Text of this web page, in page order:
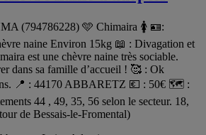
(794786228) 🩵 Chimaira 🚺 🪪:
naine Environ 15kg 📖 : Divagation et
est une chèvre naine très sociable.
dans sa famille d’accueil ! 🥰 : Ok
📍 : 44170 ABBARETZ 💶 : 50€ 🗺️ :
44 , 49, 35, 56 selon le secteur. 18,
de Bessais-le-Fromental)